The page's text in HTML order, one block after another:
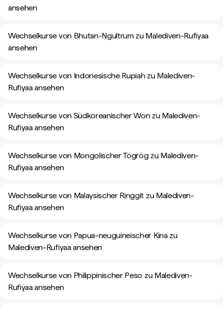
ansehen
Wechselkurse von Bhutan-Ngultrum zu Malediven-Rufiyaa
ansehen
Wechselkurse von Indonesische Rupiah zu Malediven-
Rufiyaa ansehen
Wechselkurse von Südkoreanischer Won zu Malediven-
Rufiyaa ansehen
Wechselkurse von Mongolischer Tögrög zu Malediven-
Rufiyaa ansehen
Wechselkurse von Malaysischer Ringgit zu Malediven-
Rufiyaa ansehen
Wechselkurse von Papua-neuguineischer Kina zu
Malediven-Rufiyaa ansehen
Wechselkurse von Philippinischer Peso zu Malediven-
Rufiyaa ansehen